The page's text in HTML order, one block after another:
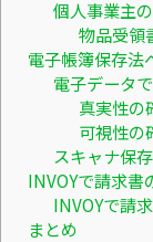
個人事業主
物品受領
電子帳簿保存法
電子データ
真実性の
可視性の
スキャナ保
INVOYで請求書
INVOYで請
まとめ